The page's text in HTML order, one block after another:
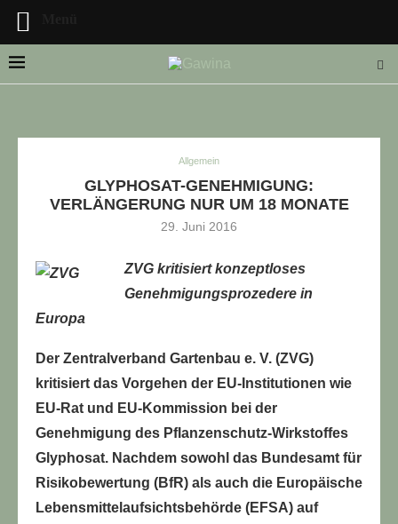
Allgemein
GLYPHOSAT-GENEHMIGUNG:
VERLÄNGERUNG NUR UM 18 MONATE
29. Juni 2016
ZVG kritisiert konzeptloses
Genehmigungsprozedere in
Europa
Der Zentralverband Gartenbau e. V. (ZVG)
kritisiert das Vorgehen der EU-Institutionen wie
EU-Rat und EU-Kommission bei der
Genehmigung des Pflanzenschutz-Wirkstoffes
Glyphosat. Nachdem sowohl das Bundesamt für
Risikobewertung (BfR) als auch die Europäische
Lebensmittelaufsichtsbehörde (EFSA) auf